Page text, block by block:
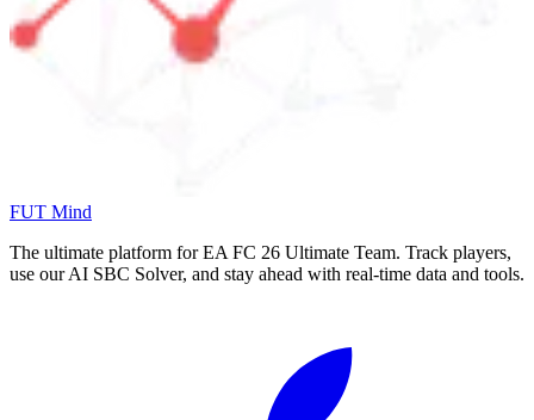
FUT Mind
The ultimate platform for EA FC 26 Ultimate Team. Track players,
use our AI SBC Solver, and stay ahead with real-time data and tools.